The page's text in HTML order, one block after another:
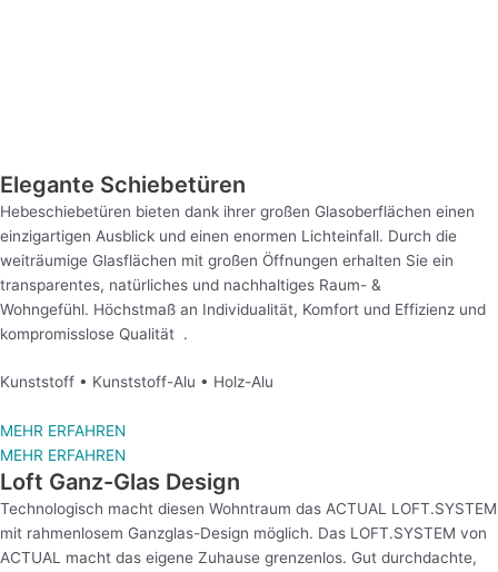
Elegante Schiebetüren
Hebeschiebetüren bieten dank ihrer großen Glasoberflächen einen
einzigartigen Ausblick und einen enormen Lichteinfall. Durch die
weiträumige Glasflächen mit großen Öffnungen erhalten Sie ein
transparentes, natürliches und nachhaltiges Raum- &
Wohngefühl. Höchstmaß an Individualität, Komfort und Effizienz und
kompromisslose Qualität .
Kunststoff • Kunststoff-Alu • Holz-Alu
MEHR ERFAHREN
MEHR ERFAHREN
Loft Ganz-Glas Design
Technologisch macht diesen Wohntraum das ACTUAL LOFT.SYSTEM
mit rahmenlosem Ganzglas-Design möglich. Das LOFT.SYSTEM von
ACTUAL macht das eigene Zuhause grenzenlos. Gut durchdachte,